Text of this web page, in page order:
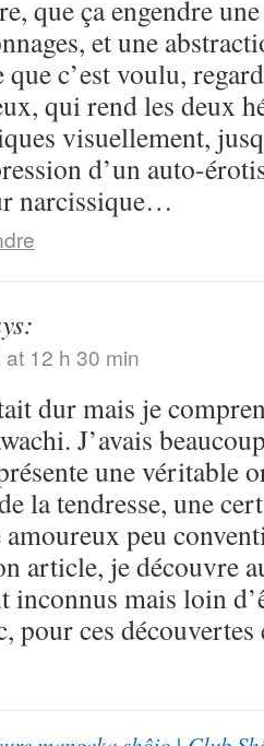
que ça engendre
et une
que c’est voulu,
qui rend les deux
visuellement,
d’un auto-
narcissique…
12 h 30 min
dur mais je
J’avais
une véritable
la tendresse, une
peu
article, je découvre
inconnus mais loin
pour ces